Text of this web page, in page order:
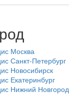
Москва
Санкт-Петербург
Новосибирск
Екатеринбург
Нижний Новгород